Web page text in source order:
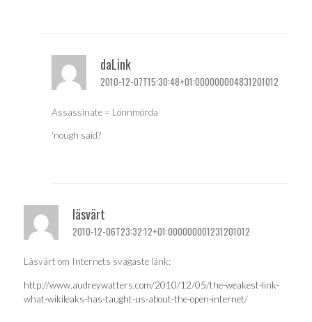
daLink
2010-12-07T15:30:48+01:000000004831201012
Assassinate = Lönnmörda
‘nough said?
läsvärt
2010-12-06T23:32:12+01:000000001231201012
Läsvärt om Internets svagaste länk:
http://www.audreywatters.com/2010/12/05/the-weakest-link-
what-wikileaks-has-taught-us-about-the-open-internet/